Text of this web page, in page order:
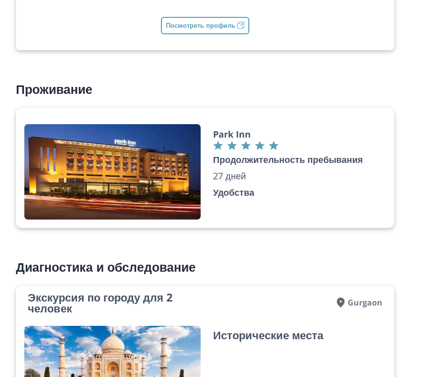
Посмотреть профиль
Проживание
Park Inn
Продолжительность пребывания
27 дней
Удобства
Диагностика и обследование
Экскурсия по городу для 2
человек Gurgaon
Исторические места